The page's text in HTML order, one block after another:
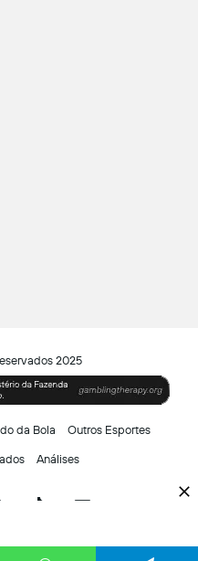
2025
da Bola Outros Esportes
Análises
InstagramTikTokSiga-
nos